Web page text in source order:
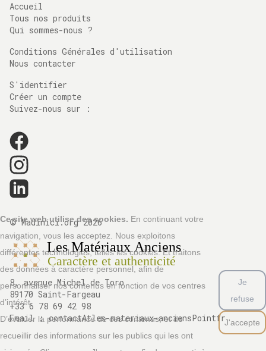
Accueil
Tous nos produits
Qui sommes-nous ?
Conditions Générales d'utilisation
Nous contacter
S'identifier
Créer un compte
Suivez-nous sur :
© Madinici.org 2026
8, avenue Michel de Toro
89170 Saint-Fargeau
+33 6 78 69 42 98
Email :contactAtles-materiaux-anciensPointfr
Ce site web utilise des cookies. En continuant votre
navigation, vous les acceptez. Nous exploitons
différentes technologies, telles les cookies. Et traitons
des données à caractère personnel, afin de
personnaliser nos contenus en fonction de vos centres
d’intérêt.
D’évaluer la performance de ces contenus, et de
recueillir des informations sur les publics qui les ont
Je
refuse
J'accepte